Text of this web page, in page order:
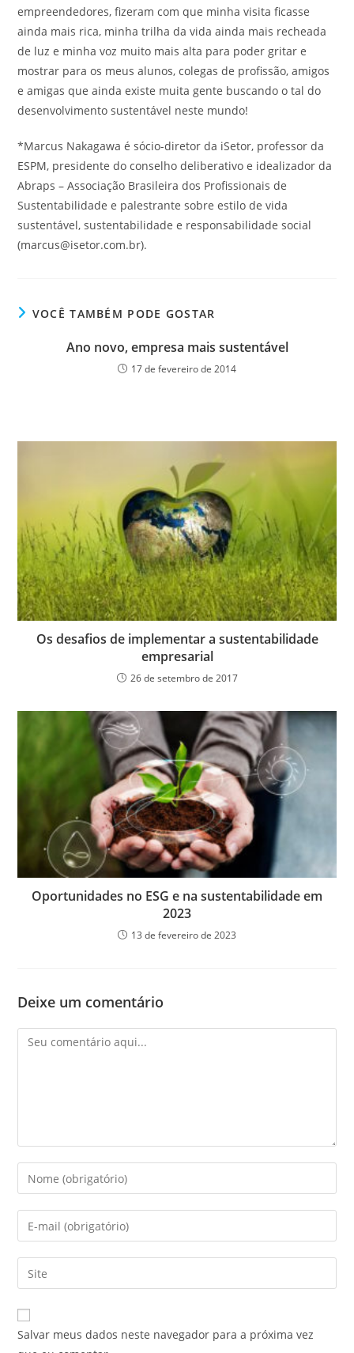
empreendedores, fizeram com que minha visita ficasse
ainda mais rica, minha trilha da vida ainda mais recheada
de luz e minha voz muito mais alta para poder gritar e
mostrar para os meus alunos, colegas de profissão, amigos
e amigas que ainda existe muita gente buscando o tal do
desenvolvimento sustentável neste mundo!
*Marcus Nakagawa é sócio-diretor da iSetor, professor da
ESPM, presidente do conselho deliberativo e idealizador da
Abraps – Associação Brasileira dos Profissionais de
Sustentabilidade e palestrante sobre estilo de vida
sustentável, sustentabilidade e responsabilidade social
(marcus@isetor.com.br).
VOCÊ TAMBÉM PODE GOSTAR
Ano novo, empresa mais sustentável
17 de fevereiro de 2014
Os desafios de implementar a sustentabilidade
empresarial
26 de setembro de 2017
Oportunidades no ESG e na sustentabilidade em
2023
13 de fevereiro de 2023
Deixe um comentário
Salvar meus dados neste navegador para a próxima vez